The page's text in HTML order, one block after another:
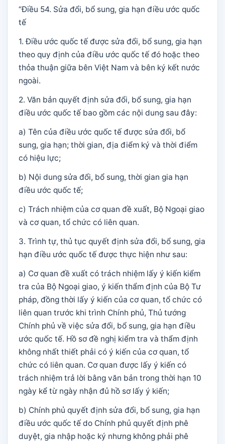
“Điều 54. Sửa đổi, bổ sung, gia hạn điều ước quốc
tế
1. Điều ước quốc tế được sửa đổi, bổ sung, gia hạn
theo quy định của điều ước quốc tế đó hoặc theo
thỏa thuận giữa bên Việt Nam và bên ký kết nước
ngoài.
2. Văn bản quyết định sửa đổi, bổ sung, gia hạn
điều ước quốc tế bao gồm các nội dung sau đây:
a) Tên của điều ước quốc tế được sửa đổi, bổ
sung, gia hạn; thời gian, địa điểm ký và thời điểm
có hiệu lực;
b) Nội dung sửa đổi, bổ sung, thời gian gia hạn
điều ước quốc tế;
c) Trách nhiệm của cơ quan đề xuất, Bộ Ngoại giao
và cơ quan, tổ chức có liên quan.
3. Trình tự, thủ tục quyết định sửa đổi, bổ sung, gia
hạn điều ước quốc tế được thực hiện như sau:
a) Cơ quan đề xuất có trách nhiệm lấy ý kiến kiểm
tra của Bộ Ngoại giao, ý kiến thẩm định của Bộ Tư
pháp, đồng thời lấy ý kiến của cơ quan, tổ chức có
liên quan trước khi trình Chính phủ, Thủ tướng
Chính phủ về việc sửa đổi, bổ sung, gia hạn điều
ước quốc tế. Hồ sơ đề nghị kiểm tra và thẩm định
không nhất thiết phải có ý kiến của cơ quan, tổ
chức có liên quan. Cơ quan được lấy ý kiến có
trách nhiệm trả lời bằng văn bản trong thời hạn 10
ngày kể từ ngày nhận đủ hồ sơ lấy ý kiến;
b) Chính phủ quyết định sửa đổi, bổ sung, gia hạn
điều ước quốc tế do Chính phủ quyết định phê
duyệt, gia nhập hoặc ký nhưng không phải phê